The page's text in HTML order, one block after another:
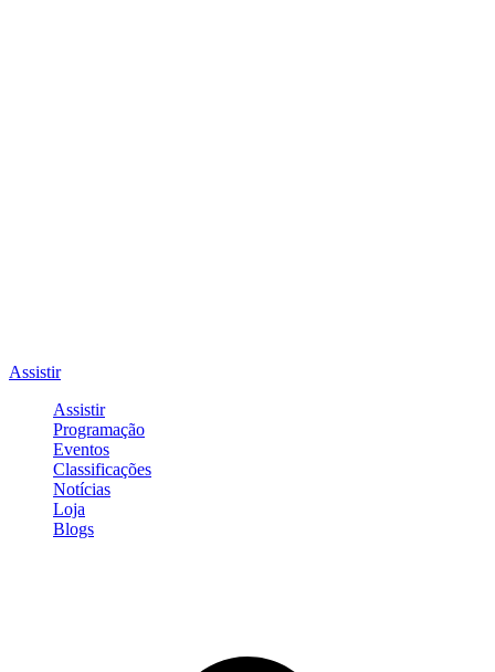
Assistir
Assistir
Programação
Eventos
Classificações
Notícias
Loja
Blogs